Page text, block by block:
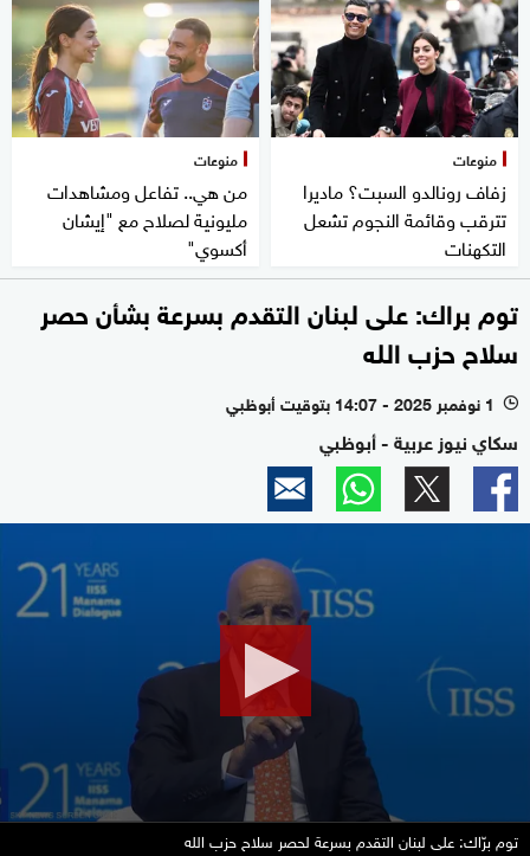
منوعات
زفاف رونالدو السبت؟ ماديرا
تترقب وقائمة النجوم تشعل
التكهنات
منوعات
من هي.. تفاعل ومشاهدات
مليونية لصلاح مع "إيشان
أكسوي"
توم براك: على لبنان التقدم بسرعة بشأن حصر
سلاح حزب الله
l 1 نوفمبر 2025 - 14:07 بتوقيت أبوظبي
سكاي نيوز عربية - أبوظبي
seconds
توم برّاك: على لبنان التقدم بسرعة لحصر سلاح حزب الله